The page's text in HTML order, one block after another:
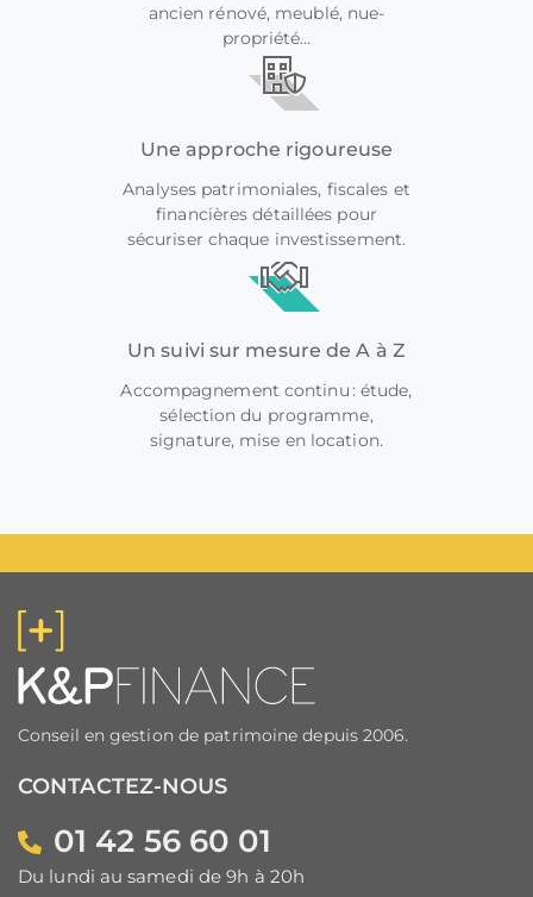
ancien rénové, meublé, nue-
propriété…
Une approche rigoureuse
Analyses patrimoniales, fiscales et
financières détaillées pour
sécuriser chaque investissement.
Un suivi sur mesure de A à Z
Accompagnement continu : étude,
sélection du programme,
signature, mise en location.
Conseil en gestion de patrimoine depuis 2006.
CONTACTEZ-NOUS
01 42 56 60 01
Du lundi au samedi de 9h à 20h